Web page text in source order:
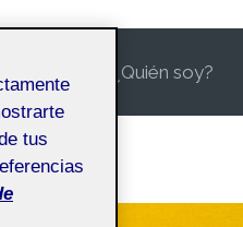
¿Quién soy?
tus